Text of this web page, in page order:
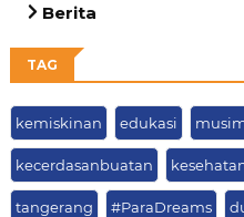
Berita
TAG
kemiskinan edukasi
kecerdasanbuatan
tangerang #ParaDreams